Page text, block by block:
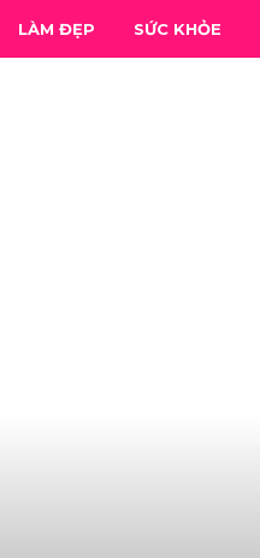
LÀM ĐẸP SỨC KHỎE